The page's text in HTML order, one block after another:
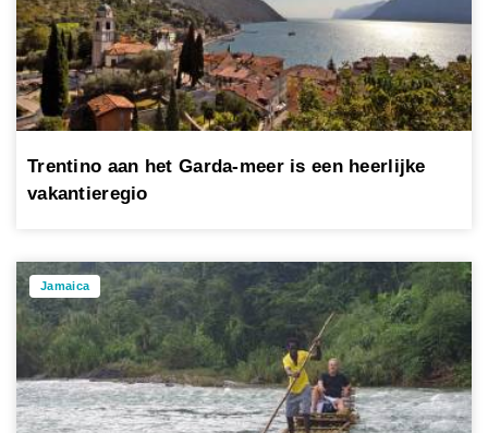
Trentino aan het Garda-meer is een heerlijke
vakantieregio
Jamaica